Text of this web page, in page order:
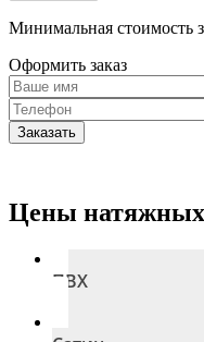
Минимальная стоимость
Оформить заказ
Заказать
Цены натяжных
ПВХ